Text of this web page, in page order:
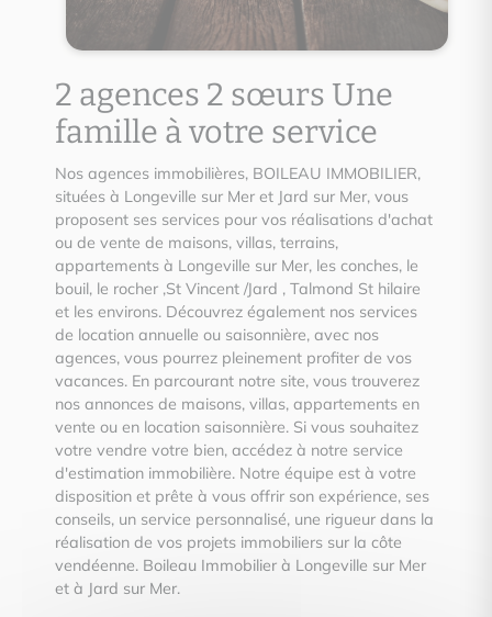
2 agences 2 sœurs Une
famille à votre service
Nos agences immobilières, BOILEAU IMMOBILIER,
situées à Longeville sur Mer et Jard sur Mer, vous
proposent ses services pour vos réalisations d'achat
ou de vente de maisons, villas, terrains,
appartements à Longeville sur Mer, les conches, le
bouil, le rocher ,St Vincent /Jard , Talmond St hilaire
et les environs. Découvrez également nos services
de location annuelle ou saisonnière, avec nos
agences, vous pourrez pleinement profiter de vos
vacances. En parcourant notre site, vous trouverez
nos annonces de maisons, villas, appartements en
vente ou en location saisonnière. Si vous souhaitez
votre vendre votre bien, accédez à notre service
d'estimation immobilière. Notre équipe est à votre
disposition et prête à vous offrir son expérience, ses
conseils, un service personnalisé, une rigueur dans la
réalisation de vos projets immobiliers sur la côte
vendéenne. Boileau Immobilier à Longeville sur Mer
et à Jard sur Mer.